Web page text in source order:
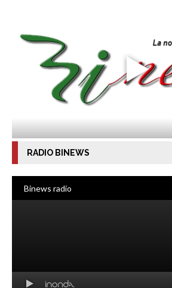
RADIO BINEWS